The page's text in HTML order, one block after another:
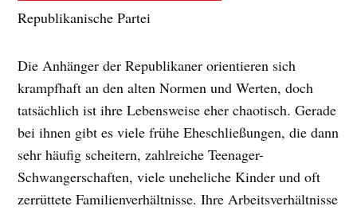
Republikanische Partei
Die Anhänger der Republikaner orientieren sich
krampfhaft an den alten Normen und Werten, doch
tatsächlich ist ihre Lebensweise eher chaotisch. Gerade
bei ihnen gibt es viele frühe Eheschließungen, die dann
sehr häufig scheitern, zahlreiche Teenager-
Schwangerschaften, viele uneheliche Kinder und oft
zerrüttete Familienverhältnisse. Ihre Arbeitsverhältnisse